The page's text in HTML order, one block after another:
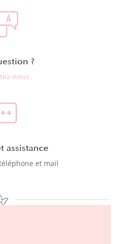
?
nous
assistance
et mail